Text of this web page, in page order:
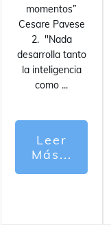
momentos”
Cesare Pavese
2. "Nada
desarrolla tanto
la inteligencia
como ...
Leer
Más...